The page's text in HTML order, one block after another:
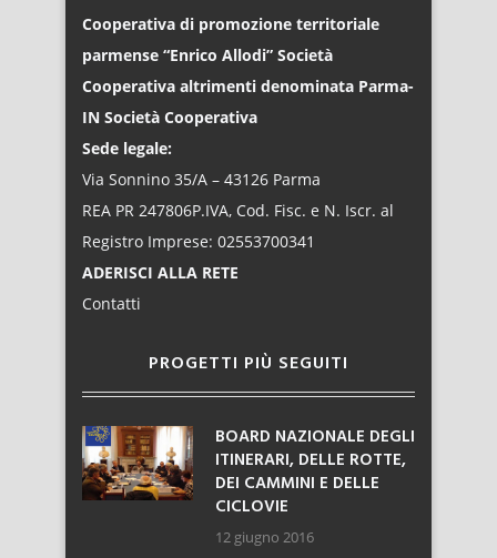
Cooperativa di promozione territoriale
parmense “Enrico Allodi” Società
Cooperativa altrimenti denominata Parma-
IN Società Cooperativa
Sede legale:
Via Sonnino 35/A – 43126 Parma
REA PR 247806P.IVA, Cod. Fisc. e N. Iscr. al
Registro Imprese: 02553700341
ADERISCI ALLA RETE
Contatti
PROGETTI PIÙ SEGUITI
BOARD NAZIONALE DEGLI
ITINERARI, DELLE ROTTE,
DEI CAMMINI E DELLE
CICLOVIE
12 giugno 2016